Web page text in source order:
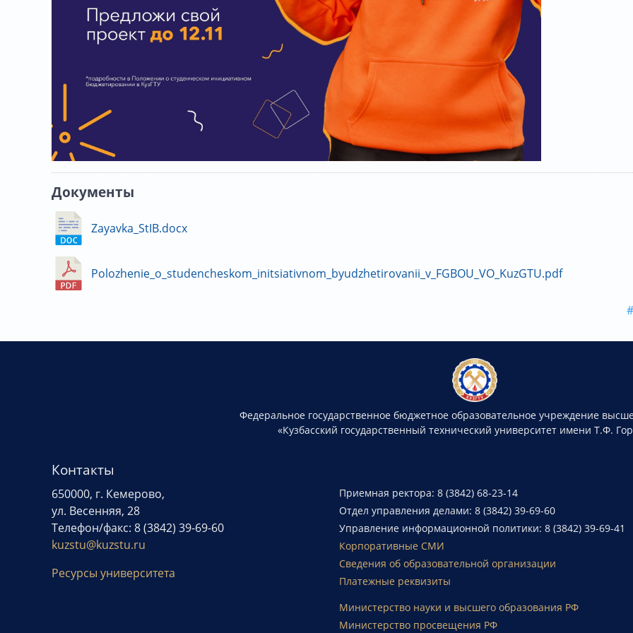
Документы
Zayavka_StIB.docx
Polozhenie_o_studencheskom_initsiativnom_byudzhetirovanii_v_FGBOU_VO_KuzGTU.pdf
Федеральное государственное бюджетное образовательное учреждение
«Кузбасский государственный технический университет имени Т.Ф.
Контакты
650000, г. Кемерово,
ул. Весенняя, 28
Телефон/факс: 8 (3842) 39-69-60
kuzstu@kuzstu.ru
Ресурсы университета
Приемная ректора: 8 (3842) 68-23-14
Отдел управления делами: 8 (3842) 39-69-60
Управление информационной политики: 8 (3842) 39-69-41
Корпоративные СМИ
Сведения об образовательной организации
Платежные реквизиты
Министерство науки и высшего образования РФ
Министерство просвещения РФ